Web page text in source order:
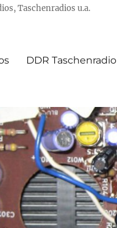
Taschenradios u.a.
DDR Taschenradio